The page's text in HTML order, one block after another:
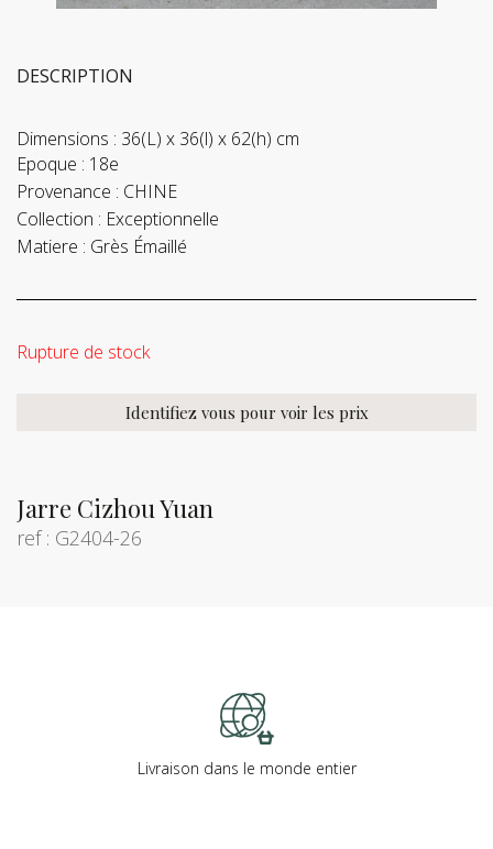
Jarre Cizhou Yuan
ref : G2404-26
DESCRIPTION
Dimensions : 36(L) x 36(l) x 62(h) cm
Epoque : 18e
Provenance : CHINE
Collection : Exceptionnelle
Matiere : Grès Émaillé
Rupture de stock
Identifiez vous pour voir les prix
Livraison dans le monde entier